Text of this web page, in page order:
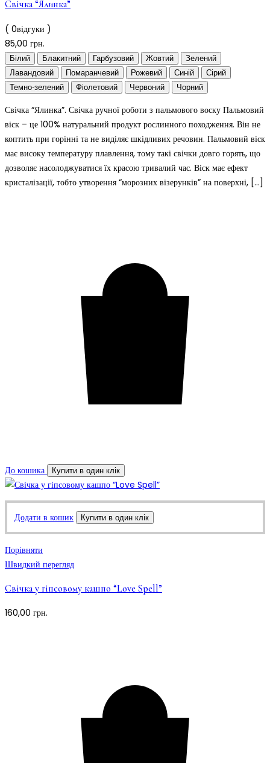
Свічка “Ялинка”
( 0відгуки )
85,00 грн.
Білий Блакитний Гарбузовий Жовтий
Зелений
Лавандовий
Помаранчевий Рожевий Синій
Сірий
Темно-зелений
Фіолетовий Червоний Чорний
Свічка “Ялинка”. Свічка ручної роботи з пальмового воску Пальмовий
віск – це 100% натуральний продукт рослинного походження. Він не
коптить при горінні та не виділяє шкідливих речовин. Пальмовий віск
має високу температуру плавлення, тому такі свічки довго горять, що
дозволяє насолоджуватися їх красою тривалий час. Віск має ефект
кристалізації, тобто утворення “морозних візерунків” на поверхні, […]
До кошика Купити в один клік
Додати в кошик Купити в один клік
Порівняти
Швидкий перегляд
Свічка у гіпсовому кашпо “Love Spell”
160,00 грн.